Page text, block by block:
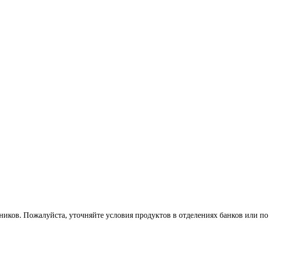
Пожалуйста, уточняйте условия продуктов в отделениях банков или по